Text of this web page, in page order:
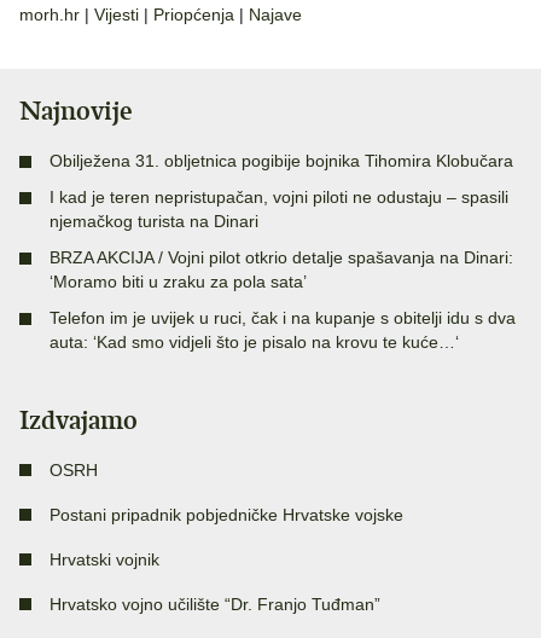
morh.hr | Vijesti | Priopćenja | Najave
Najnovije
Obilježena 31. obljetnica pogibije bojnika Tihomira Klobučara
I kad je teren nepristupačan, vojni piloti ne odustaju – spasili
njemačkog turista na Dinari
BRZA AKCIJA / Vojni pilot otkrio detalje spašavanja na Dinari:
‘Moramo biti u zraku za pola sata’
Telefon im je uvijek u ruci, čak i na kupanje s obitelji idu s dva
auta: ‘Kad smo vidjeli što je pisalo na krovu te kuće…‘
Izdvajamo
OSRH
Postani pripadnik pobjedničke Hrvatske vojske
Hrvatski vojnik
Hrvatsko vojno učilište “Dr. Franjo Tuđman”